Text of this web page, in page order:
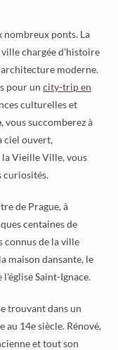
nombreux ponts. La
chargée d'histoire
architecture moderne.
pour un city-trip en
culturelles et
, vous succomberez à
ciel ouvert,
la Vieille Ville, vous
curiosités.
de Prague, à
centaines de
connus de la ville
maison dansante, le
Saint-Ignace.
trouvant dans un
14e siècle. Rénové,
et tout son